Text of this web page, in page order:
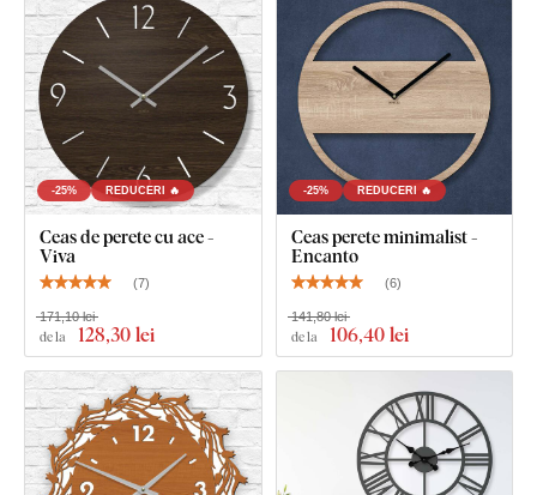
-25% REDUCERI 🔥
Ceas de perete cu ace -
Viva
(7)
de la 128,30 lei
171,10 lei
-25% REDUCERI 🔥
Ceas perete minimalist -
Encanto
(6)
de la 106,40 lei
141,80 lei